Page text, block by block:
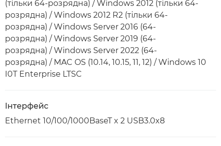
(тільки 64-розрядна) / Windows 2012 (тільки 64-
розрядна) / Windows 2012 R2 (тільки 64-
розрядна) / Windows Server 2016 (64-
розрядна) / Windows Server 2019 (64-
розрядна) / Windows Server 2022 (64-
розрядна) / MAC OS (10.14, 10.15, 11, 12) / Windows 10
I0T Enterprise LTSC
Інтерфейс
Ethernet 10/100/1000BaseT x 2 USB3.0x8